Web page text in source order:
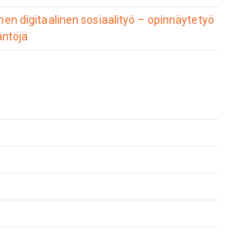
digitaalinen sosiaalityö – opinnäytetyö